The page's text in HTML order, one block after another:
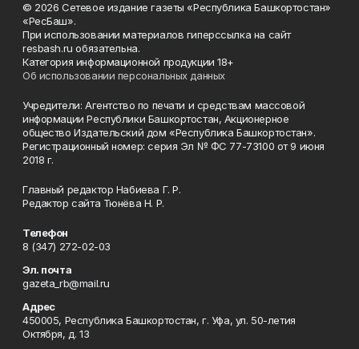
© 2026 Сетевое издание газеты «Республика Башкортостан»
«РесБаш».
При использовании материалов гиперссылка на сайт
resbash.ru обязательна.
Категория информационной продукции 18+
Об использовании персональных данных
Учредители: Агентство по печати и средствам массовой
информации Республики Башкортостан, Акционерное
общество Издательский дом «Республика Башкортостан».
Регистрационный номер: серия Эл № ФС 77-73100 от 9 июня
2018 г.
Главный редактор Набиева Г. Р.
Редактор сайта Тюнёва Н. Р.
Телефон
8 (347) 272-02-03
Эл. почта
gazeta_rb@mail.ru
Адрес
450005, Республика Башкортостан, г. Уфа, ул. 50-летия
Октября, д. 13